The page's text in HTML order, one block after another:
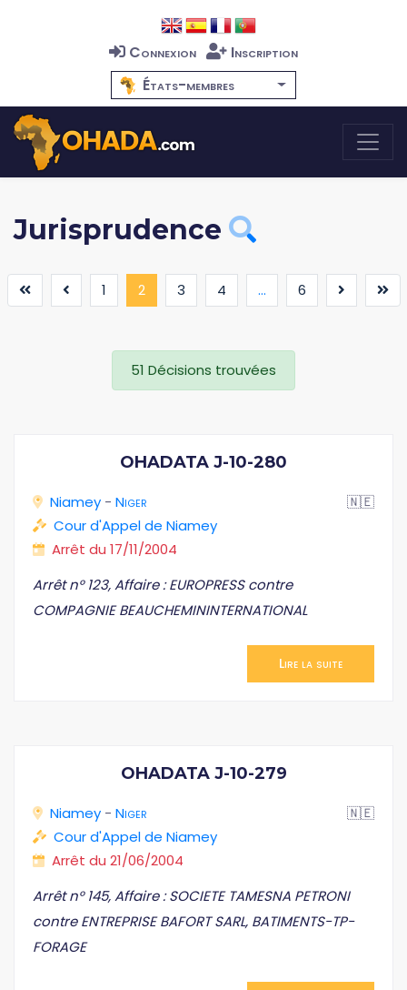
Connexion
Inscription
États-membres
Jurisprudence
1 2(current)
3 4 ... 6
51 Décisions trouvées
OHADATA J-10-280
Niamey - Niger
🇳🇪
Cour d'Appel de Niamey
Arrêt du 17/11/2004
Arrêt n° 123, Affaire : EUROPRESS contre
COMPAGNIE BEAUCHEMININTERNATIONAL
Lire la suite
OHADATA J-10-279
Niamey - Niger
🇳🇪
Cour d'Appel de Niamey
Arrêt du 21/06/2004
Arrêt n° 145, Affaire : SOCIETE TAMESNA PETRONI
contre ENTREPRISE BAFORT SARL, BATIMENTS-TP-
FORAGE